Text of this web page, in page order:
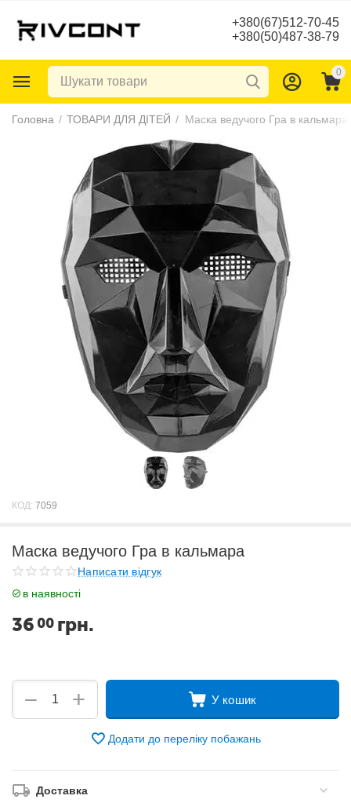
+380(67)512-70-45
+380(50)487-38-79
0
Головна / ТОВАРИ ДЛЯ ДІТЕЙ / Маска ведучого Гра в кальмара
КОД: 7059
Маска ведучого Гра в кальмара
Написати відгук
в наявності
36 00 грн.
+
− У кошик
Додати до переліку побажань
Доставка